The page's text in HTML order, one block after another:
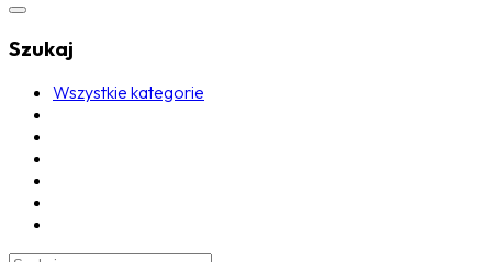
Szukaj
Wszystkie kategorie